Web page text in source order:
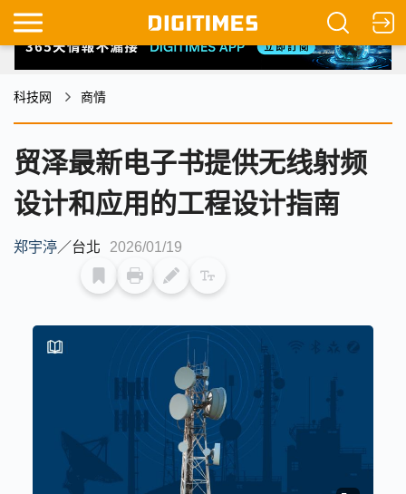
科技网 商情
贸泽最新电子书提供无线射频
设计和应用的工程设计指南
郑宇渟／台北 2026/01/19